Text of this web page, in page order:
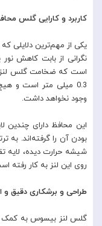
کاربرد و کارایی گلس
یکی از مهم‌ترین دلایلی که
نگرانی از بابت کاهش
0.3 میلی متر است و
وجود نخواهد داشت.
این محافظ دارای
بودن آن را گرفته‌اند. به
شیشه حرارت دیده، لایه
روی این لنز به کار رفته
طراحی و برشکاری دقیق و
گلس لنز بیسوس به کمک